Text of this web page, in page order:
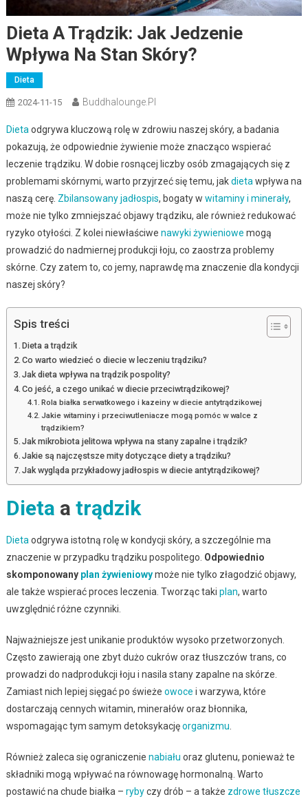
Dieta A Trądzik: Jak Jedzenie
Wpływa Na Stan Skóry?
Dieta
2024-11-15 Buddhalounge.pl
Dieta odgrywa kluczową rolę w zdrowiu naszej skóry, a badania
pokazują, że odpowiednie żywienie może znacząco wspierać
leczenie trądziku. W dobie rosnącej liczby osób zmagających się z
problemami skórnymi, warto przyjrzeć się temu, jakdieta wpływa na
naszą cerę. Zbilansowany jadłospis, bogaty w witaminy i minerały,
może nie tylko zmniejszać objawy trądziku, ale również redukować
ryzyko otyłości. Z kolei niewłaściwe nawyki żywieniowe mogą
prowadzić do nadmiernej produkcji łoju, co zaostrza problemy
skórne. Czy zatem to, co jemy, naprawdę ma znaczenie dla kondycji
naszej skóry?
Spis treści
Dieta a trądzik
Co warto wiedzieć o diecie w leczeniu trądziku?
Jak dieta wpływa na trądzik pospolity?
Co jeść, a czego unikać w diecie przeciwtrądzikowej?
Rola białka serwatkowego i kazeiny w diecie antytrądzikowej
Jakie witaminy i przeciwutleniacze mogą pomóc w walce z
trądzikiem?
Jak mikrobiota jelitowa wpływa na stany zapalne i trądzik?
Jakie są najczęstsze mity dotyczące diety a trądziku?
Jak wygląda przykładowy jadłospis w diecie antytrądzikowej?
Dieta a trądzik
Dieta odgrywa istotną rolę w kondycji skóry, a szczególnie ma
znaczenie w przypadku trądziku pospolitego. Odpowiednio
skomponowany plan żywieniowymoże nie tylko złagodzić objawy,
ale także wspierać proces leczenia. Tworząc taki plan, warto
uwzględnić różne czynniki.
Najważniejsze jest unikanie produktów wysoko przetworzonych.
Często zawierają one zbyt dużo cukrów oraz tłuszczów trans, co
prowadzi do nadprodukcji łoju i nasila stany zapalne na skórze.
Zamiast nich lepiej sięgać po świeże owoce i warzywa, które
dostarczają cennych witamin, minerałów oraz błonnika,
wspomagając tym samym detoksykacjęorganizmu
Również zaleca się ograniczenie nabiału oraz glutenu, ponieważ te
składniki mogą wpływać na równowagę hormonalną. Warto
postawić na chude białka – rybyczy drób – a także zdrowe tłuszcze